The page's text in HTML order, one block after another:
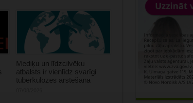
Mediķu un līdzcilvēku
atbalsts ir vienlīdz svarīgi
tuberkulozes ārstēšanā